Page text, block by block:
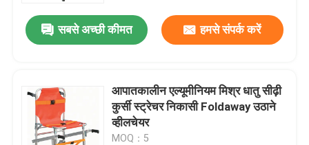
हमारे बारे में
गुणवत्ता नियंत्रण
सबसे अच्छी कीमत हमसे संपर्क करें
आपातकालीन एल्यूमीनियम मिश्र धातु सीढ़ी
कुर्सी स्ट्रेचर निकासी Foldaway उठाने
व्हीलचेयर
MOQ：5